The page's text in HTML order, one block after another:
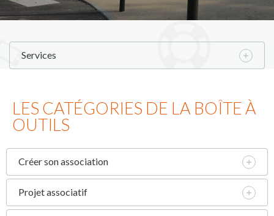
Services
LES CATÉGORIES DE LA BOÎTE À
OUTILS
Créer son association
Projet associatif